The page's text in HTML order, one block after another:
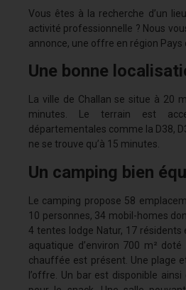
Vous êtes à la recherche d’un
activité professionnelle ? Nous
annonce, une offre en région Pays
Une bonne
La ville de Challan se situe à 20
minutes. Le terrain est
départementales comme la D38,
ne se trouve qu’à 15 minutes.
Un camping bien
Le camping propose 58
10 personnes, 34 mobil-homes
4 tentes lodge Natur, 17 résidents
aquatique d’environ 700 m² doté
chauffée est présent. Une plage
l’offre. Un bar est disponible ainsi